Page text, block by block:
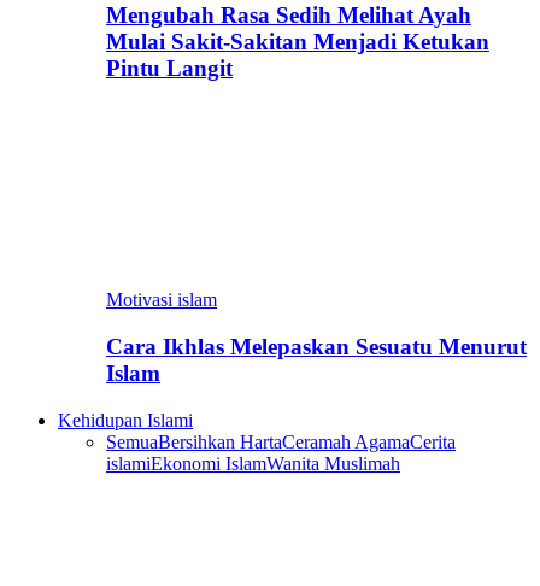
Mengubah Rasa Sedih Melihat Ayah
Mulai Sakit-Sakitan Menjadi Ketukan
Pintu Langit
Motivasi islam
Cara Ikhlas Melepaskan Sesuatu Menurut
Islam
Kehidupan Islami
SemuaBersihkan HartaCeramah AgamaCerita
islamiEkonomi IslamWanita Muslimah